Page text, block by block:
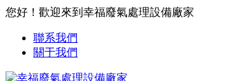
您好！歡迎來到幸福廢氣處理設備廠家
聯系我們
關于我們